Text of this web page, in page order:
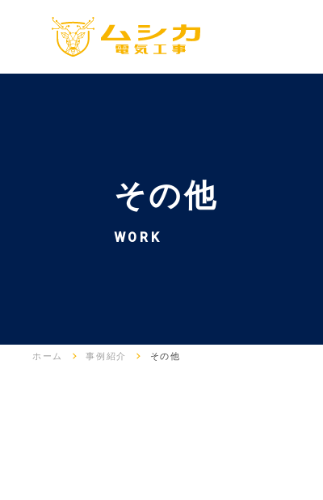
その他
WORK
ホーム 事例紹介 その他